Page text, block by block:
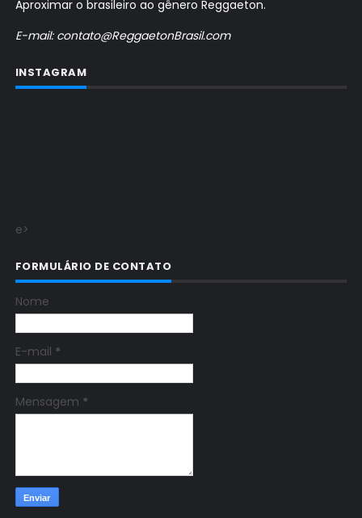
Aproximar o brasileiro ao gênero Reggaeton.
E-mail: contato@ReggaetonBrasil.com
INSTAGRAM
e>
FORMULÁRIO DE CONTATO
Nome
E-mail *
Mensagem *